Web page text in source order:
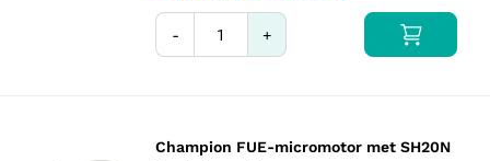
- +
Champion FUE-micromotor met SH20N